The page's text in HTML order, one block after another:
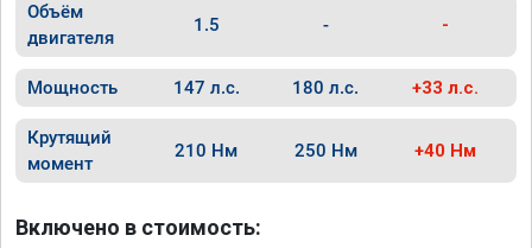
Объём
двигателя
1.5 - -
Мощность 147 л.с. 180 л.с. +33 л.с.
Крутящий
момент
210 Нм 250 Нм +40 Нм
Включено в стоимость: